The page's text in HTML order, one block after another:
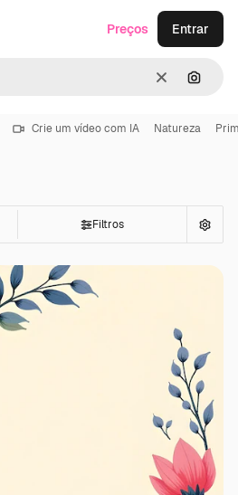
Limpar
Preços Entrar
Crie um vídeo com IA Natureza
Filtros